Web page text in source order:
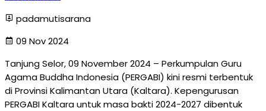
padamutisarana
09 Nov 2024
Tanjung Selor, 09 November 2024 – Perkumpulan Guru
Agama Buddha Indonesia (PERGABI) kini resmi terbentuk
di Provinsi Kalimantan Utara (Kaltara). Kepengurusan
PERGABI Kaltara untuk masa bakti 2024-2027 dibentuk